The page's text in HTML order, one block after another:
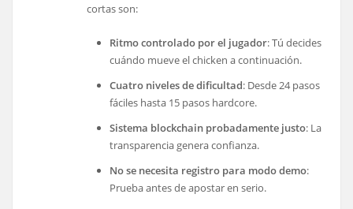
cortas son:
Ritmo controlado por el jugador: Tú decides
cuándo mueve el chicken a continuación.
Cuatro niveles de dificultad: Desde 24 pasos
fáciles hasta 15 pasos hardcore.
Sistema blockchain probadamente justo: La
transparencia genera confianza.
No se necesita registro para modo demo:
Prueba antes de apostar en serio.